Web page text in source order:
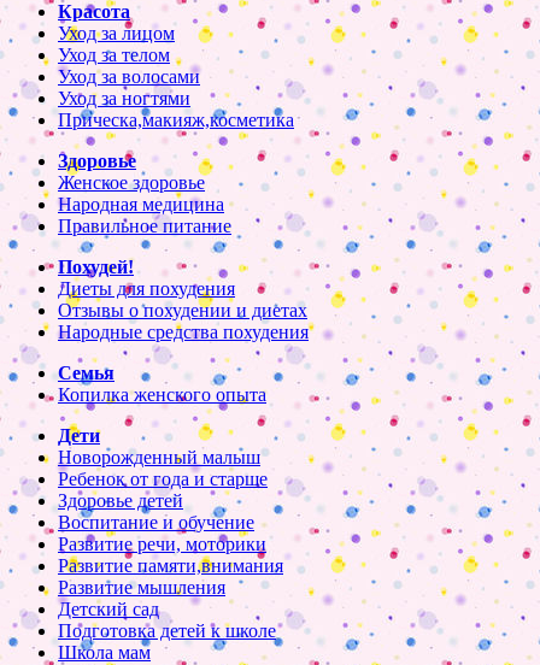
Красота
Уход за лицом
Уход за телом
Уход за волосами
Уход за ногтями
Прическа,макияж,косметика
Здоровье
Женское здоровье
Народная медицина
Правильное питание
Похудей!
Диеты для похудения
Отзывы о похудении и диетах
Народные средства похудения
Семья
Копилка женского опыта
Дети
Новорожденный малыш
Ребенок от года и старше
Здоровье детей
Воспитание и обучение
Развитие речи, моторики
Развитие памяти,внимания
Развитие мышления
Детский сад
Подготовка детей к школе
Школа мам